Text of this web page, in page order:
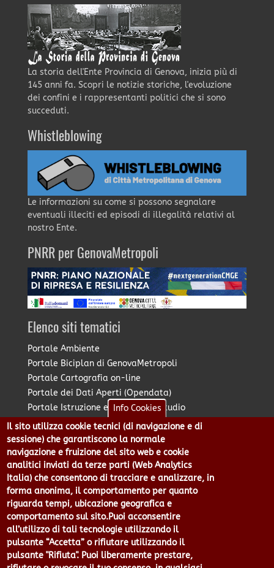
La storia dell'Ente Provincia di Genova, inizia più di
145 anni fa. Scopri le notizie storiche, l'evoluzione
dei confini e i rappresentanti politici che si sono
succeduti.
Whistleblowing
Le informazioni su come si possono segnalare
eventuali illeciti ed episodi di illegalità relativi al
nostro Ente.
PNRR per GenovaMetropoli
Elenco siti tematici
Portale Ambiente
Portale Biciplan di GenovaMetropoli
Portale Cartografia on-line
Portale dei Dati Aperti (Opendata)
Portale Istruzione e Diritto allo Studio
Portale Marketing Territoriale
Portale Piano Strategico Metropolitano
Portale PUMS di GenovaMetropoli
Portale Stazione Unica Appaltante
Pratico: procedimenti e istanze online
Città Metropolitana di Genova - Piazzale Mazzini 2 -16122 -
Genova | CF:80007350103 - P.Iva: 00949170104 | Codice IPA: cmge
Centralino 010 54991 Fax 010 5499244 URP 010 5499456
Num.Verde 800 509420 | P.E.C.:
Info Cookies
Il sito utilizza cookie tecnici (di navigazione e di
sessione) che garantiscono la normale
navigazione e fruizione del sito web e cookie
analitici inviati da terze parti (Web Analytics
Italia) che consentono di tracciare e analizzare, in
forma anonima, il comportamento per quanto
riguarda tempi, ubicazione geografica e
comportamento sul sito.Puoi acconsentire
all’utilizzo di tali tecnologie utilizzando il
pulsante “Accetta” o rifiutare utilizzando il
pulsante "Rifiuta". Puoi liberamente prestare,